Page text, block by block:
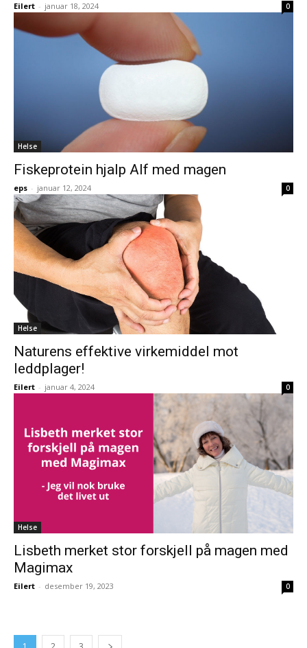
Eilert - januar 18, 2024 0
Helse
Fiskeprotein hjalp Alf med magen
eps - januar 12, 2024 0
Helse
Naturens effektive virkemiddel mot
leddplager!
Eilert - januar 4, 2024 0
Helse
Lisbeth merket stor forskjell på magen med
Magimax
Eilert - desember 19, 2023 0